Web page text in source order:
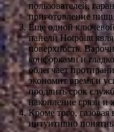
пользователей,
приготовление
Еще одной
панели Hotpoint
поверхность.
конфорками и
облегчает
экономит время и
продлить срок
накопление грязи и
Кроме того,
интуитивно